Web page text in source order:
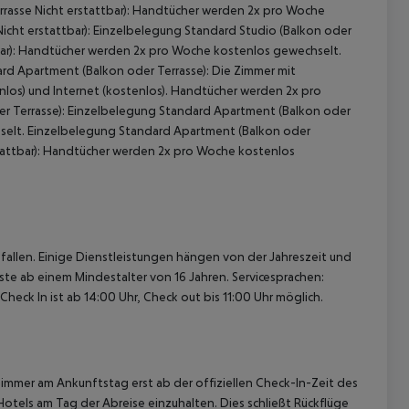
Nicht erstattbar): Handtücher werden 2x pro Woche
erstattbar): Einzelbelegung Standard Studio (Balkon oder
Handtücher werden 2x pro Woche kostenlos gewechselt.
Apartment (Balkon oder Terrasse): Die Zimmer mit
und Internet (kostenlos). Handtücher werden 2x pro
Einzelbelegung Standard Apartment (Balkon oder
Einzelbelegung Standard Apartment (Balkon oder
Handtücher werden 2x pro Woche kostenlos
Einige Dienstleistungen hängen von der Jahreszeit und
ab einem Mindestalter von 16 Jahren. Servicesprachen:
In ist ab 14:00 Uhr, Check out bis 11:00 Uhr möglich.
am Ankunftstag erst ab der offiziellen Check-In-Zeit des
am Tag der Abreise einzuhalten. Dies schließt Rückflüge